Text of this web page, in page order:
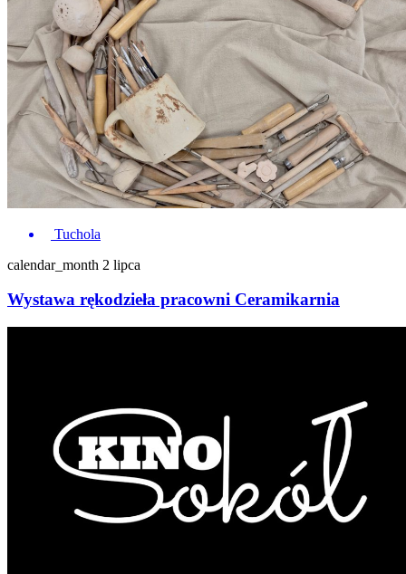
Tuchola
calendar_month 2 lipca
Wystawa rękodzieła pracowni Ceramikarnia